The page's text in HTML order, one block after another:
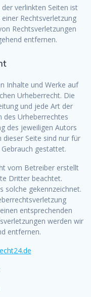
verlinkten Seiten ist
Rechtsverletzung
Rechtsverletzungen
entfernen.
Inhalte und Werke auf
Urheberrecht. Die
und jede Art der
des Urheberrechtes
des jeweiligen Autors
dieser Seite sind nur für
gestattet.
vom Betreiber erstellt
Dritter beachtet.
solche gekennzeichnet.
entsprechenden
werden wir
entfernen.